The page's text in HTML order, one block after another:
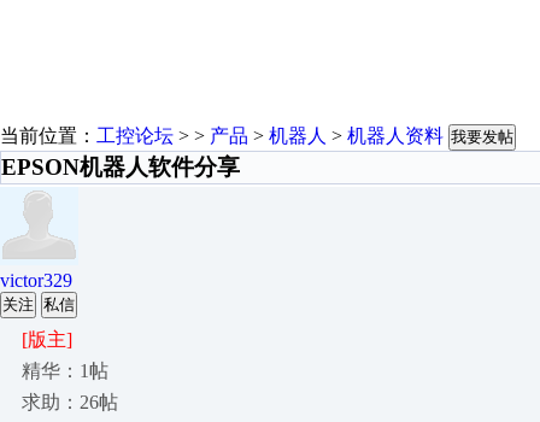
当前位置： 工控论坛 > > 产品 > 机器人 > 机器人资料 我要发帖
EPSON机器人软件分享
victor329
关注 私信
[版主]
精华：1帖
求助：26帖